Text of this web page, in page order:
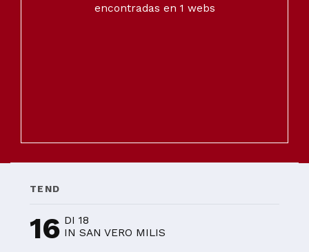
encontradas en 1 webs
TEND
16 DI 18
IN SAN VERO MILIS